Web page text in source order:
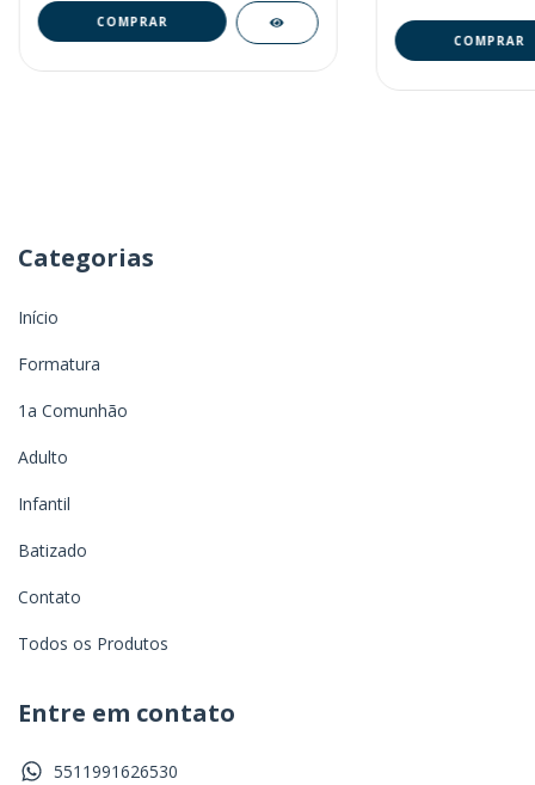
Categorias
Início
Formatura
1a Comunhão
Adulto
Infantil
Batizado
Contato
Todos os Produtos
Entre em contato
5511991626530